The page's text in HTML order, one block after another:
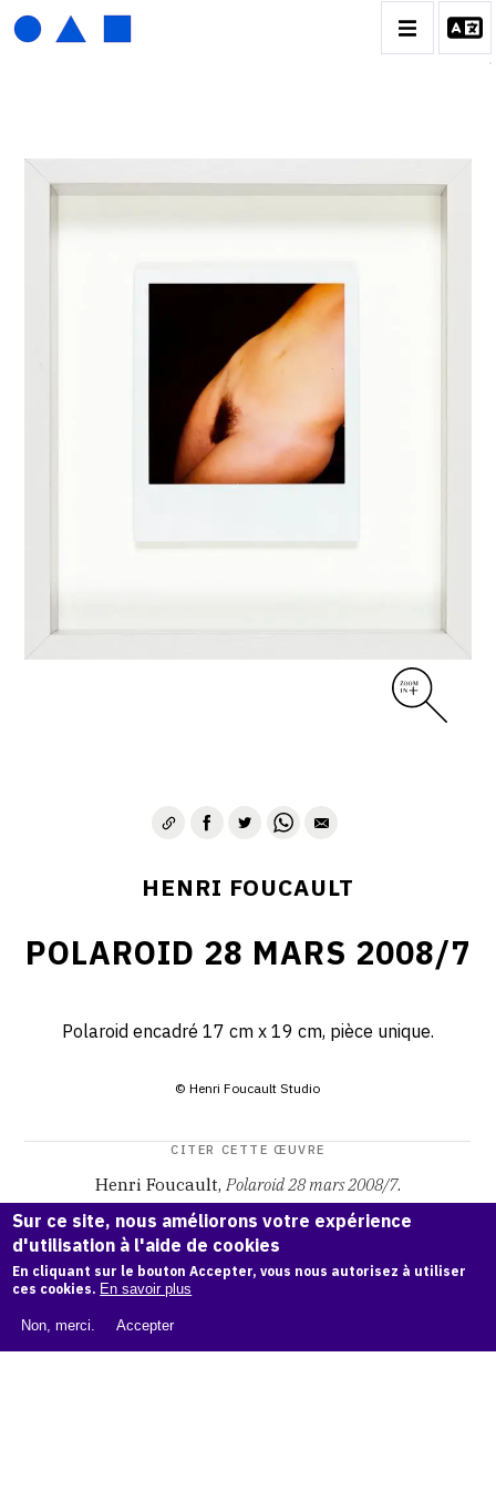
HENRI FOUCAULT
CATALOGUE DES OEUVRES
01_SCULPTURE
02_PHOTOGRAPHIQUE
03_COLLAGES
04_DESSINS
05_MONOTYPE
06_ARCHIVES
HENRI FOUCAULT
POLAROID 28 MARS 2008/7
Polaroid encadré 17 cm x 19 cm, pièce unique.
© Henri Foucault Studio
CITER CETTE ŒUVRE
Henri Foucault, Polaroid 28 mars 2008/7.
Catalogue raisonné Henri Foucault
ark:38997/o16f
8p
COPIER LA CITATION
Demande d'information
Sur ce site, nous améliorons votre expérience
d'utilisation à l'aide de cookies
En cliquant sur le bouton Accepter, vous nous autorisez à utiliser
ces cookies. En savoir plus
Non, merci. Accepter